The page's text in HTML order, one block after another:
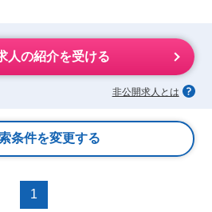
人の紹介を受ける
非公開求人とは
条件を変更する
1